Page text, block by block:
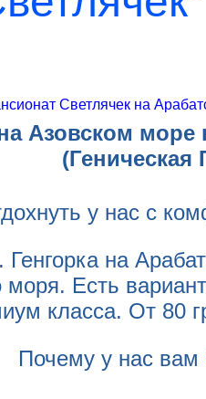
Азовском море
(Геническая
у нас с
на
моря. Есть
класса. От 80
Почему у нас вам